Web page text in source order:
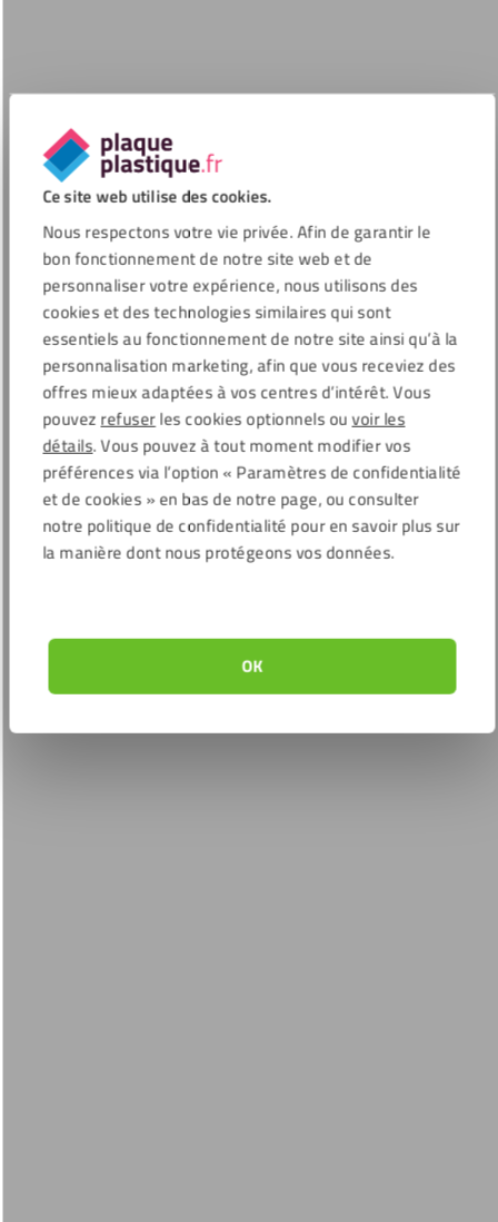
Ce site web utilise des cookies.
Nous respectons votre vie privée. Afin de garantir le
bon fonctionnement de notre site web et de
personnaliser votre expérience, nous utilisons des
cookies et des technologies similaires qui sont
essentiels au fonctionnement de notre site ainsi qu’à la
personnalisation marketing, afin que vous receviez des
offres mieux adaptées à vos centres d’intérêt. Vous
pouvez refuserles cookies optionnels ouvoir les
détails. Vous pouvez à tout moment modifier vos
préférences via l’option « Paramètres de confidentialité
et de cookies » en bas de notre page, ou consulter
notre politique de confidentialité pour en savoir plus sur
la manière dont nous protégeons vos données.
OK